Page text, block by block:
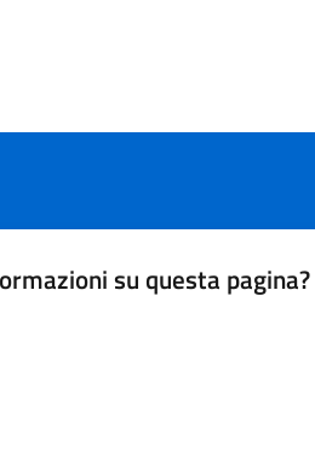
su questa pagina?